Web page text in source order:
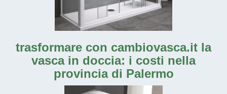
trasformare con cambiovasca.it la
vasca in doccia: i costi nella
provincia di Palermo